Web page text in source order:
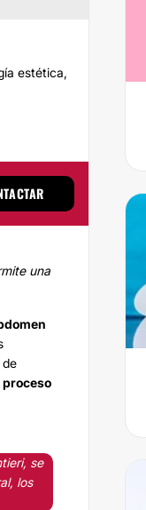
estética,
una
de
proceso
se
los